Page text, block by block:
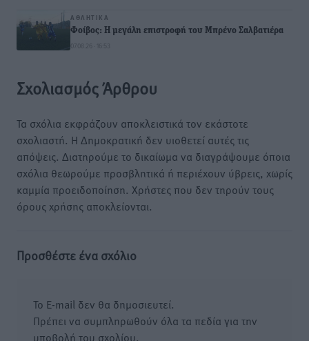
ΑΘΛΗΤΙΚΆ
Φοίβος: Η μεγάλη επιστροφή του Μπρένο Σαλβατιέρα
07.08.26 · 16:53
Σχολιασμός Άρθρου
Τα σχόλια εκφράζουν αποκλειστικά τον εκάστοτε
σχολιαστή. Η Δημοκρατική δεν υιοθετεί αυτές τις
απόψεις. Διατηρούμε το δικαίωμα να διαγράψουμε όποια
σχόλια θεωρούμε προσβλητικά ή περιέχουν ύβρεις, χωρίς
καμμία προειδοποίηση. Χρήστες που δεν τηρούν τους
όρους χρήσης αποκλείονται.
Προσθέστε ένα σχόλιο
Το E-mail δεν θα δημοσιευτεί.
Πρέπει να συμπληρωθούν όλα τα πεδία για την
υποβολή του σχολίου.